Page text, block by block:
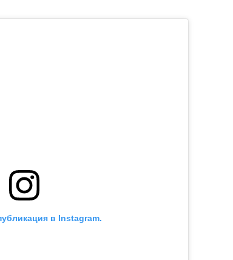
в Instagram.